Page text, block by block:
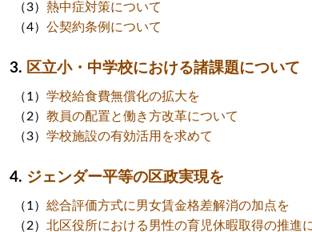
熱中症対策について
公契約条例について
区立小・中学校における諸課題について
学校給食費無償化の拡大を
教員の配置と働き方改革について
学校施設の有効活用を求めて
ジェンダー平等の区政実現を
総合評価方式に男女賃金格差解消の加点を
北区役所における男性の育児休暇取得の推進